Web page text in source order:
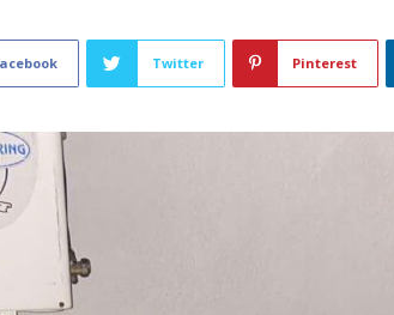
Twitter Pinterest